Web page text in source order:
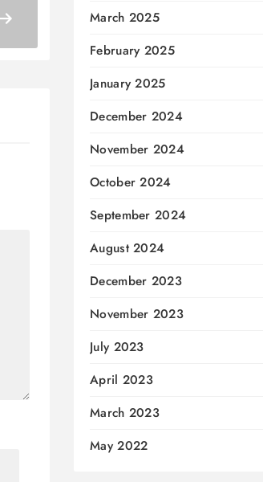
March 2025
February 2025
January 2025
December 2024
November 2024
October 2024
September 2024
August 2024
December 2023
November 2023
July 2023
April 2023
March 2023
May 2022